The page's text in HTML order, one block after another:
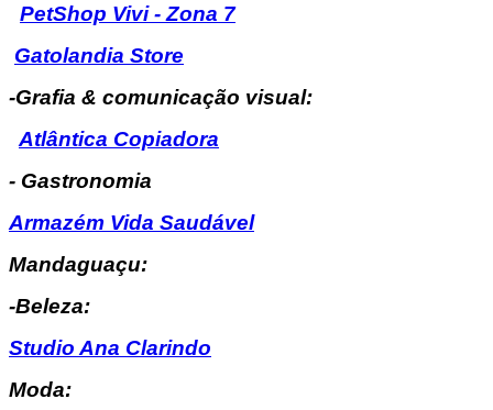
PetShop Vivi - Zona 7
Gatolandia Store
-Grafia & comunicação visual:
Atlântica Copiadora
- Gastronomia
Armazém Vida Saudável
Mandaguaçu:
-Beleza:
Studio Ana Clarindo
Moda: